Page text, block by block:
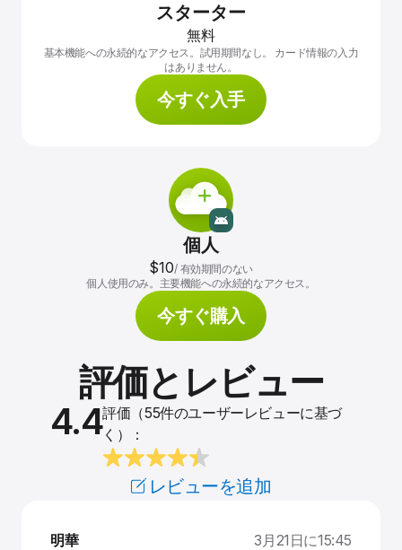
スターター
無料
基本機能への永続的なアクセス。試用期間なし。 カード情報の入力
はありません。
今すぐ入手
個人
$10/ 有効期間のない
個人使用のみ。主要機能への永続的なアクセス。
今すぐ購入
評価とレビュー
4.4評価（55件のユーザーレビューに基づ
く）：
レビューを追加
明華 3月21日に15:45